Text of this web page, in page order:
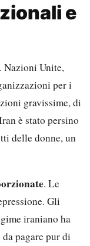
e
Nazioni Unite,
per i
gravissime, di
è stato persino
delle donne, un
. Le
Gli
iraniano ha
pagare pur di